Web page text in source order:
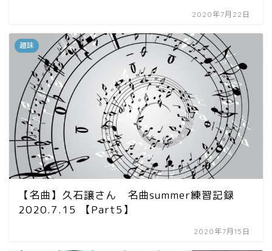
2020年7月22日
趣味
【名曲】久石譲さん 名曲summer練習記録
2020.7.15 【Part5】
2020年7月15日